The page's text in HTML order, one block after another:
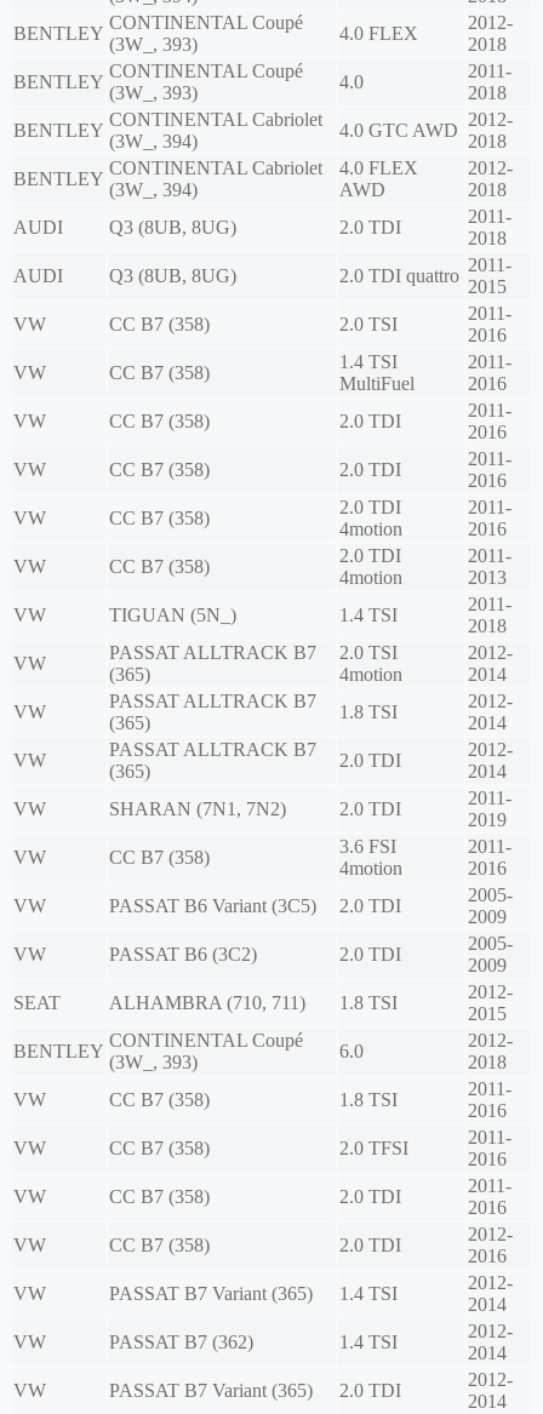
BENTLEY
CONTINENTAL Coupé
(3W_, 393)
4.0 FLEX
2012-
2018
BENTLEY
CONTINENTAL Coupé
(3W_, 393)
4.0
2011-
2018
BENTLEY
CONTINENTAL Cabriolet
(3W_, 394)
4.0 GTC AWD
2012-
2018
BENTLEY
CONTINENTAL Cabriolet
(3W_, 394)
4.0 FLEX
AWD
2012-
2018
AUDI
Q3 (8UB, 8UG) 2.0 TDI
2011-
2018
AUDI
Q3 (8UB, 8UG) 2.0 TDI quattro
2011-
2015
VW
CC B7 (358) 2.0 TSI
2011-
2016
VW
CC B7 (358)
1.4 TSI
MultiFuel
2011-
2016
VW
CC B7 (358) 2.0 TDI
2011-
2016
VW
CC B7 (358) 2.0 TDI
2011-
2016
VW
CC B7 (358)
2.0 TDI
4motion
2011-
2016
VW
CC B7 (358)
2.0 TDI
4motion
2011-
2013
VW
TIGUAN (5N_) 1.4 TSI
2011-
2018
VW
PASSAT ALLTRACK B7
(365)
2.0 TSI
4motion
2012-
2014
VW
PASSAT ALLTRACK B7
(365)
1.8 TSI
2012-
2014
VW
PASSAT ALLTRACK B7
(365)
2.0 TDI
2012-
2014
VW
SHARAN (7N1, 7N2) 2.0 TDI
2011-
2019
VW
CC B7 (358)
3.6 FSI
4motion
2011-
2016
VW
PASSAT B6 Variant (3C5) 2.0 TDI
2005-
2009
VW
PASSAT B6 (3C2) 2.0 TDI
2005-
2009
SEAT
ALHAMBRA (710, 711) 1.8 TSI
2012-
2015
BENTLEY
CONTINENTAL Coupé
(3W_, 393)
6.0
2012-
2018
VW
CC B7 (358) 1.8 TSI
2011-
2016
VW
CC B7 (358) 2.0 TFSI
2011-
2016
VW
CC B7 (358) 2.0 TDI
2011-
2016
VW
CC B7 (358) 2.0 TDI
2012-
2016
VW
PASSAT B7 Variant (365) 1.4 TSI
2012-
2014
VW
PASSAT B7 (362) 1.4 TSI
2012-
2014
VW
PASSAT B7 Variant (365) 2.0 TDI
2012-
2014